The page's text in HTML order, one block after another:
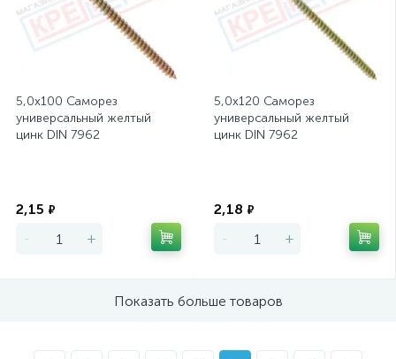
5,0х100 Саморез
универсальный желтый
цинк DIN 7962
2,15 ₽
- +
5,0х120 Саморез
универсальный желтый
цинк DIN 7962
2,18 ₽
- +
Показать больше товаров